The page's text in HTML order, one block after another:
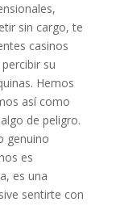
sin cargo, te
casinos
su
Hemos
así­ como
de peligro.
genuino
es
es una
sentirte con